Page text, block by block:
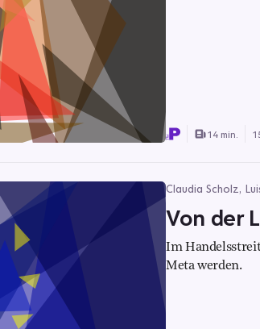
14 min.
Claudia Scholz,
Von der
Im Handelsstreit
Meta werden.